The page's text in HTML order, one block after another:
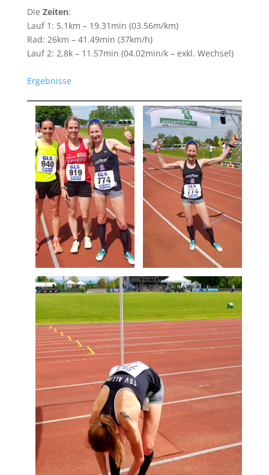
Die Zeiten:
Lauf 1: 5,1km – 19.31min (03.56m/km)
Rad: 26km – 41.49min (37km/h)
Lauf 2: 2,8k – 11.57min (04.02min/k – exkl. Wechsel)
Ergebnisse